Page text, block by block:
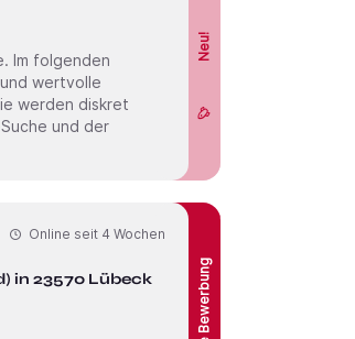
Neu!
Im folgenden
wertvolle
werden diskret
und der
in 23570 Lübeck
Online seit 4 Wochen